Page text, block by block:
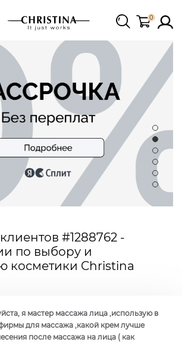
0
#1288762 -
по выбору и
косметики Christina
я мастер массажа лица ,использую в
для массажа ,какой крем лучше
после массажа на лица ( как